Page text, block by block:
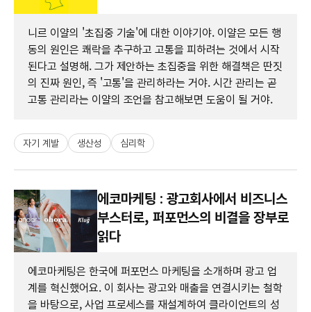
니르 이얄의 '초집중 기술'에 대한 이야기야. 이얄은 모든 행
동의 원인은 쾌락을 추구하고 고통을 피하려는 것에서 시작
된다고 설명해. 그가 제안하는 초집중을 위한 해결책은 딴짓
의 진짜 원인, 즉 '고통'을 관리하라는 거야. 시간 관리는 곧
고통 관리라는 이얄의 조언을 참고해보면 도움이 될 거야.
자기 계발 생산성 심리학
에코마케팅 : 광고회사에서 비즈니스
부스터로, 퍼포먼스의 비결을 장부로
읽다
에코마케팅은 한국에 퍼포먼스 마케팅을 소개하며 광고 업
계를 혁신했어요. 이 회사는 광고와 매출을 연결시키는 철학
을 바탕으로, 사업 프로세스를 재설계하여 클라이언트의 성